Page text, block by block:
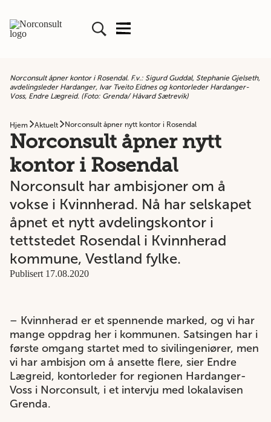
Norconsult åpner kontor i Rosendal. F.v.: Sigurd Guddal, Stephanie Gjelseth,
avdelingsleder Hardanger, Ivar Tveito Eidnes og kontorleder Hardanger-
Voss, Endre Lægreid. (Foto: Grenda/ Håvard Sætrevik)
Hjem Aktuelt Norconsult åpner nytt kontor i Rosendal
Norconsult åpner nytt
kontor i Rosendal
Norconsult har ambisjoner om å
vokse i Kvinnherad. Nå har selskapet
åpnet et nytt avdelingskontor i
tettstedet Rosendal i Kvinnherad
kommune, Vestland fylke.
Publisert 17.08.2020
– Kvinnherad er et spennende marked, og vi har
mange oppdrag her i kommunen. Satsingen har i
første omgang startet med to sivilingeniører, men
vi har ambisjon om å ansette flere, sier Endre
Lægreid, kontorleder for regionen Hardanger-
Voss i Norconsult, i et intervju med lokalavisen
Grenda.